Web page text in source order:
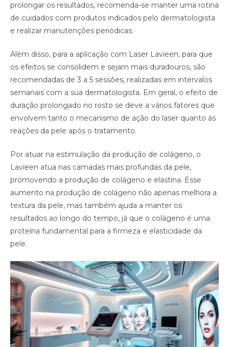
prolongar os resultados, recomenda-se manter uma rotina
de cuidados com produtos indicados pelo dermatologista
e realizar manutenções periódicas.
Além disso, para a aplicação com Laser Lavieen, para que
os efeitos se consolidem e sejam mais duradouros, são
recomendadas de 3 a 5 sessões, realizadas em intervalos
semanais com a sua dermatologista. Em geral, o efeito de
duração prolongado no rosto se deve a vários fatores que
envolvem tanto o mecanismo de ação do laser quanto às
reações da pele após o tratamento.
Por atuar na estimulação da produção de colágeno, o
Lavieen atua nas camadas mais profundas da pele,
promovendo a produção de colágeno e elastina. Esse
aumento na produção de colágeno não apenas melhora a
textura da pele, mas também ajuda a manter os
resultados ao longo do tempo, já que o colágeno é uma
proteína fundamental para a firmeza e elasticidade da
pele.